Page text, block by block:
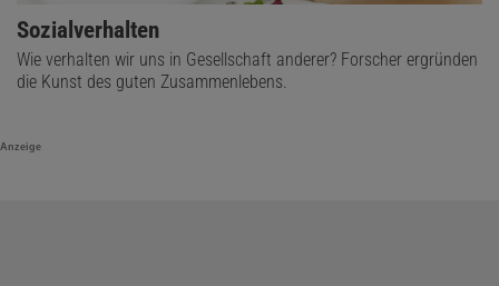
Sozialverhalten
Wie verhalten wir uns in Gesellschaft anderer? Forscher ergründen
die Kunst des guten Zusammenlebens.
Anzeige